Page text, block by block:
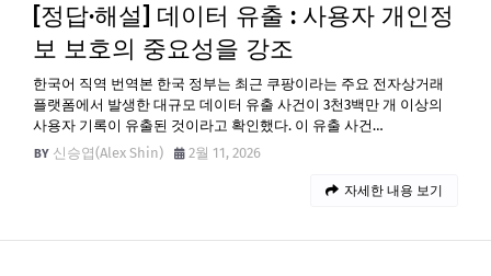
[정답·해설] 데이터 유출 : 사용자 개인정
보 보호의 중요성을 강조
한국어 직역 번역본 한국 정부는 최근 쿠팡이라는 주요 전자상거래
플랫폼에서 발생한 대규모 데이터 유출 사건이 3천3백만 개 이상의
사용자 기록이 유출된 것이라고 확인했다. 이 유출 사건…
신승엽(Alex Shin)
2월 11, 2026
자세한 내용 보기